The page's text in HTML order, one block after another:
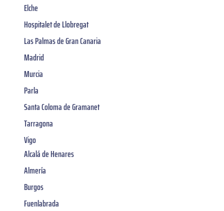
Elche
Hospitalet de Llobregat
Las Palmas de Gran Canaria
Madrid
Murcia
Parla
Santa Coloma de Gramanet
Tarragona
Vigo
Alcalá de Henares
Almería
Burgos
Fuenlabrada